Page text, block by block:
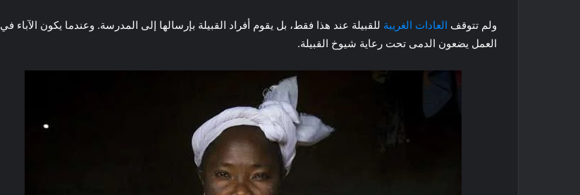
ولم تتوقف العادات الغريبة للقبيلة عند هذا فقط، بل يقوم أفراد القبيلة بإرسالها إلى المدرسة. وعندما يكون الآباء في
العمل يضعون الدمى تحت رعاية شيوخ القبيلة.